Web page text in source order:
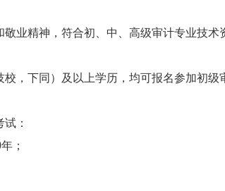
敬业精神，符合初、中、高级审计专业技术
，下同）及以上学历，均可报名参加初级
：
；